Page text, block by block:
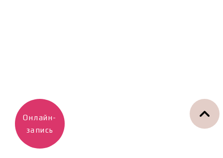
Онлайн-
запись